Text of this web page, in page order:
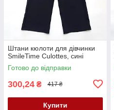
Штани кюлоти для дівчинки
SmileTime Culottes, сині
Готово до відправки
300,24 ₴ 417 ₴
Купити